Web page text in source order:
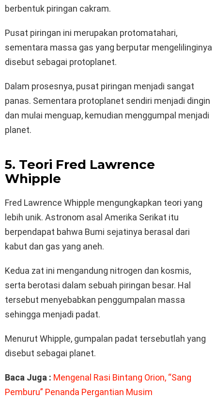
berbentuk piringan cakram.
Pusat piringan ini merupakan protomatahari,
sementara massa gas yang berputar mengelilinginya
disebut sebagai protoplanet.
Dalam prosesnya, pusat piringan menjadi sangat
panas. Sementara protoplanet sendiri menjadi dingin
dan mulai menguap, kemudian menggumpal menjadi
planet.
5. Teori Fred Lawrence
Whipple
Fred Lawrence Whipple mengungkapkan teori yang
lebih unik. Astronom asal Amerika Serikat itu
berpendapat bahwa Bumi sejatinya berasal dari
kabut dan gas yang aneh.
Kedua zat ini mengandung nitrogen dan kosmis,
serta berotasi dalam sebuah piringan besar. Hal
tersebut menyebabkan penggumpalan massa
sehingga menjadi padat.
Menurut Whipple, gumpalan padat tersebutlah yang
disebut sebagai planet.
Baca Juga : Mengenal Rasi Bintang Orion, “Sang
Pemburu” Penanda Pergantian Musim